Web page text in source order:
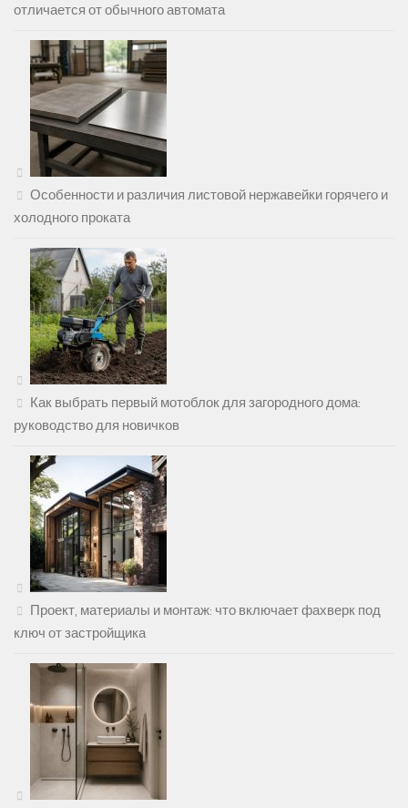
отличается от обычного автомата
Особенности и различия листовой нержавейки горячего и
холодного проката
Как выбрать первый мотоблок для загородного дома:
руководство для новичков
Проект, материалы и монтаж: что включает фахверк под
ключ от застройщика